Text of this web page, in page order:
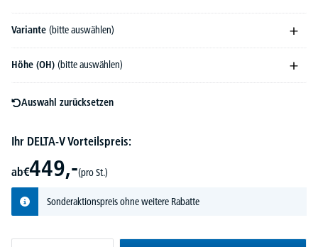
Variante (bitte auswählen)
Höhe (OH) (bitte auswählen)
Auswahl zurücksetzen
Ihr DELTA-V Vorteilspreis:
ab€449,-(pro St.)
Sonderaktionspreis ohne weitere Rabatte